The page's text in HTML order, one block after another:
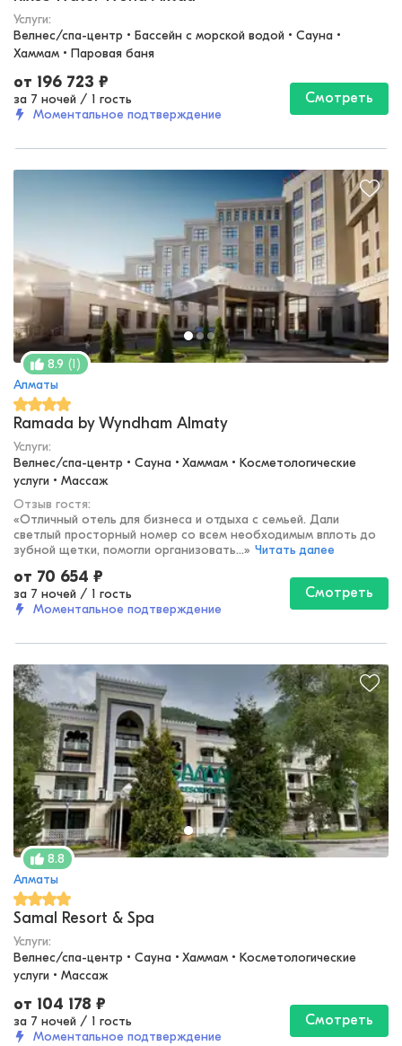
Услуги:
Велнес/спа-центр • Бассейн с морской водой • Сауна •
Хаммам • Паровая баня
от 196 723 ₽
за 7 ночей / 1 гость
Моментальное подтверждение
Смотреть
8.9 (1)
Алматы
Ramada by Wyndham Almaty
Услуги:
Велнес/спа-центр • Сауна • Хаммам • Косметологические
услуги • Массаж
Отзыв гостя:
«Отличный отель для бизнеса и отдыха с семьей. Дали
светлый просторный номер со всем необходимым вплоть до
зубной щетки, помогли организовать...» Читать далее
от 70 654 ₽
за 7 ночей / 1 гость
Моментальное подтверждение
Смотреть
8.8
Алматы
Samal Resort & Spa
Услуги:
Велнес/спа-центр • Сауна • Хаммам • Косметологические
услуги • Массаж
от 104 178 ₽
за 7 ночей / 1 гость
Моментальное подтверждение
Смотреть